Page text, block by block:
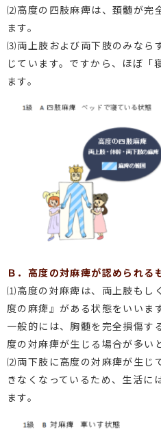
⑵高度の四肢麻痺は、頚髄が完
ます。
⑶両上肢および両下肢のみなら
じています。ですから、ほぼ「
ます。
Ｂ．高度の対麻痺が認められる
⑴高度の対麻痺は、両上肢もし
度の麻痺』がある状態をいいます
一般的には、胸髄を完全損傷す
度の対麻痺が生じる場合が多い
⑵両下肢に高度の対麻痺が生じ
きなくなっているため、生活に
ます。